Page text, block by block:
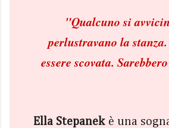
"Qualcuno si
perlustravano la
essere scovata.
Ella Stepanek è una